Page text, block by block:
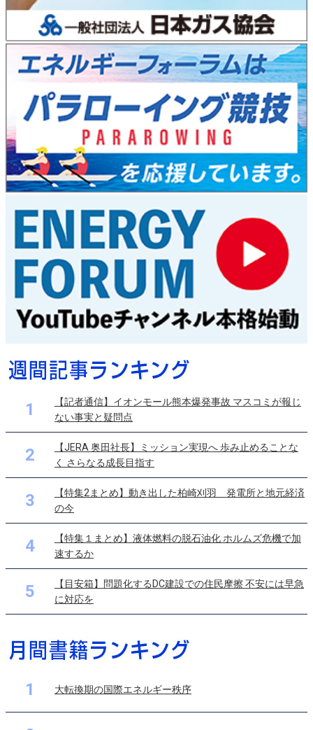
1
【記者通信】イオンモール熊本爆発事故 マスコミが報じ
ない事実と疑問点
2
【JERA 奥田社長】ミッション実現へ 歩み止めることな
く さらなる成長目指す
3
【特集2まとめ】動き出した柏崎刈羽 発電所と地元経済
の今
4
【特集１まとめ】液体燃料の脱石油化 ホルムズ危機で加
速するか
5
【目安箱】問題化するDC建設での住民摩擦 不安には早急
に対応を
1 大転換期の国際エネルギー秩序